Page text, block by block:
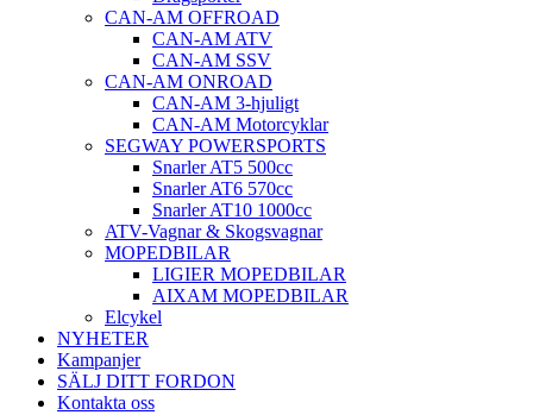
CAN-AM OFFROAD
CAN-AM ATV
CAN-AM SSV
CAN-AM ONROAD
CAN-AM 3-hjuligt
CAN-AM Motorcyklar
SEGWAY POWERSPORTS
Snarler AT5 500cc
Snarler AT6 570cc
Snarler AT10 1000cc
ATV-Vagnar & Skogsvagnar
MOPEDBILAR
LIGIER MOPEDBILAR
AIXAM MOPEDBILAR
Elcykel
NYHETER
Kampanjer
SÄLJ DITT FORDON
Kontakta oss